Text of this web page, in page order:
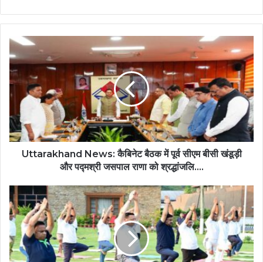
Uttarakhand News: कैबिनेट बैठक में पूर्व सीएम बीसी खंडूड़ी
और पद्मश्री जसपाल राणा को श्रद्धांजलि….